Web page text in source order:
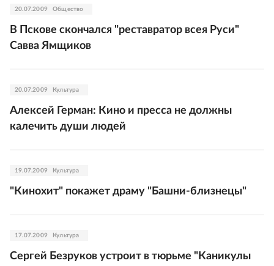
20.07.2009 Общество
В Пскове скончался "реставратор всея Руси"
Савва Ямщиков
20.07.2009 Культура
Алексей Герман: Кино и пресса не должны
калечить души людей
19.07.2009 Культура
"Кинохит" покажет драму "Башни-близнецы"
17.07.2009 Культура
Сергей Безруков устроит в тюрьме "Каникулы